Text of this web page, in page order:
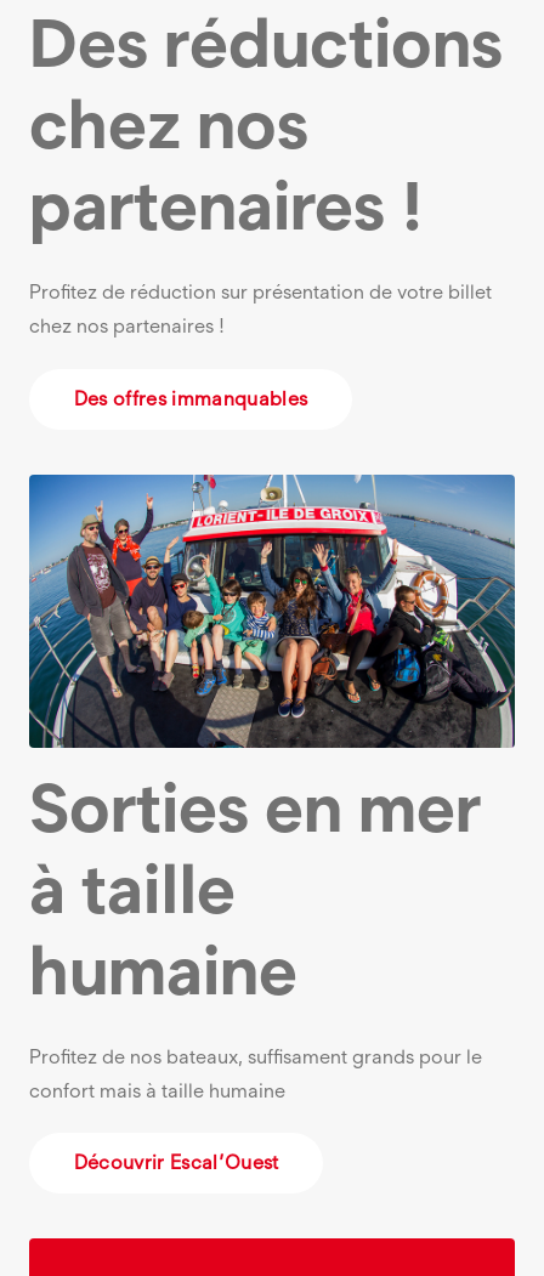
Des réductions
chez nos
partenaires !
Profitez de réduction sur présentation de votre billet
chez nos partenaires !
Des offres immanquables
Sorties en mer
à taille
humaine
Profitez de nos bateaux, suffisament grands pour le
confort mais à taille humaine
Découvrir Escal’Ouest